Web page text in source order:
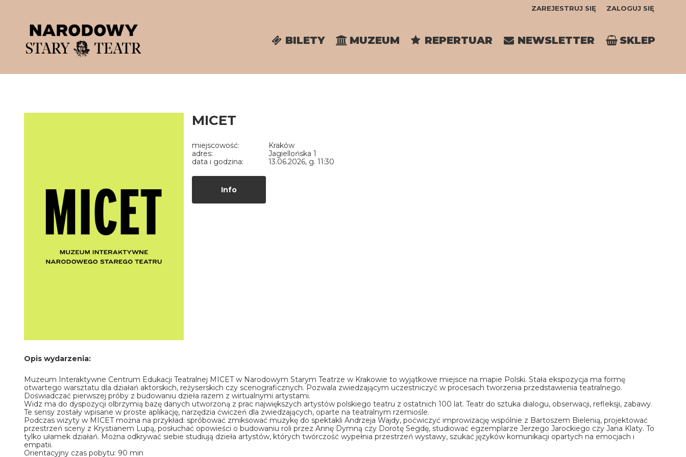
'
ZAREJESTRUJ SIĘ ZALOGUJ SIĘ
0,00
BILETY MUZEUM REPERTUAR NEWSLETTER SKLEP
MICET
miejscowość:
Kraków
adres:
Jagiellońska 1
data i godzina:
13.06.2026, g. 11:30
Info
Opis wydarzenia:
Muzeum Interaktywne Centrum Edukacji Teatralnej MICET w Narodowym Starym Teatrze w Krakowie to wyjątkowe miejsce na mapie Polski. Stała ekspozycja ma formę
otwartego warsztatu dla działań aktorskich, reżyserskich czy scenograficznych. Pozwala zwiedzającym uczestniczyć w procesach tworzenia przedstawienia teatralnego.
Doświadczać pierwszej próby z budowaniu dzieła razem z wirtualnymi artystami.
Widz ma do dyspozycji olbrzymią bazę danych utworzoną z prac największych artystów polskiego teatru z ostatnich 100 lat. Teatr do sztuka dialogu, obserwacji, refleksji, zabawy.
Te sensy zostały wpisane w proste aplikację, narzędzia ćwiczeń dla zwiedzających, oparte na teatralnym rzemiośle.
Podczas wizyty w MICET można na przykład: spróbować zmiksować muzykę do spektakli Andrzeja Wajdy, poćwiczyć improwizację wspólnie z Bartoszem Bielenią, projektować
przestrzeń sceny z Krystianem Lupą, posłuchać opowieści o budowaniu roli przez Annę Dymną czy Dorotę Segdę, studiować egzemplarze Jerzego Jarockiego czy Jana Klaty. To
tylko ułamek działań. Można odkrywać siebie studiują dzieła artystów, których twórczość wypełnia przestrzeń wystawy, szukać języków komunikacji opartych na emocjach i
empatii.
Orientacyjny czas pobytu: 90 min